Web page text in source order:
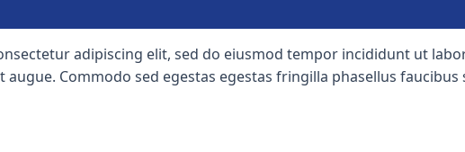
adipiscing elit, sed do eiusmod tempor incididunt ut
Commodo sed egestas egestas fringilla phasellus